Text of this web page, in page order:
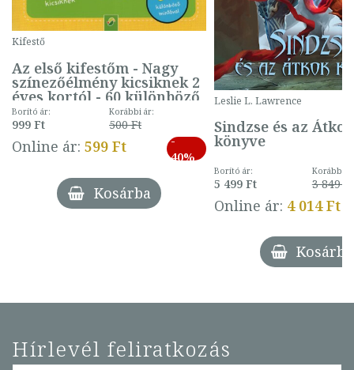
Kifestő
Az első kifestőm - Nagy
színezőélmény kicsiknek 2
éves kortól - 60 különböző
mintával (gombás)
Borító ár:
999 Ft
Korábbi ár:
500 Ft
Online ár: 599 Ft
-
40%
Kosárba
Leslie L. Lawrence
Sindzse és az Átkok
könyve
Borító ár:
5 499 Ft
Korábbi
3 849 Ft
Online ár: 4 014 Ft
Kosárba
Hírlevél feliratkozás